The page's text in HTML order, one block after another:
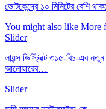
ভোটকেন্দ্রে ১০ মিনিটের বেশি
You might also like More
Slider
লায়ন্স ডিস্ট্রিক্ট ৩১৫-বি১-এর
আনোয়ারের…
Slider